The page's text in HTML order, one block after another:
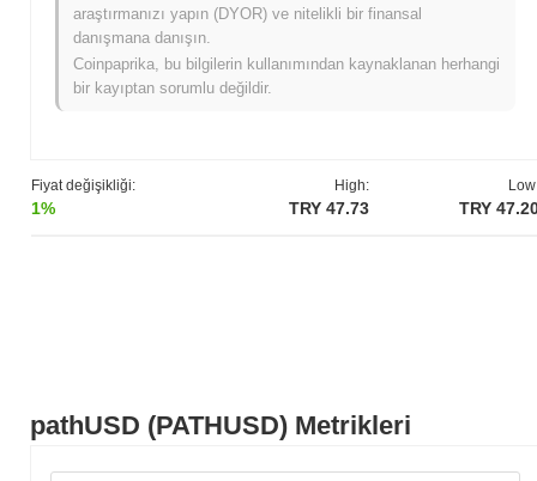
pathUSD (PATHUSD) Metrikleri
Fiyat değişikliği:
1%
High:
TRY 47.73 TRY
pathUSD şu anda ATH'sinin ~97.61%
pathUSD, daha geniş kripto piyasasıyla
karşılaştırıldığında nasıl performans gösteriyor?
daha geniş piyasa momentumuna göre PATHUSD'ün fiyat
hareketinde geçici bir gecikme gösterdiğini belirtir.
araştırmanızı yapın (DYOR) ve nitelikli bir finansal
danışmana danışın.
Coinpaprika, bu bilgilerin kullanımından kaynaklanan herhangi
bir kayıptan sorumlu değildir.